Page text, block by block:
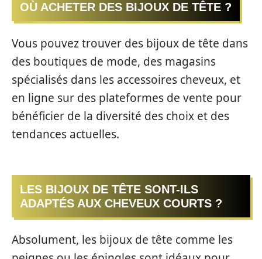
OÙ ACHETER DES BIJOUX DE TÊTE ?
Vous pouvez trouver des bijoux de tête dans
des boutiques de mode, des magasins
spécialisés dans les accessoires cheveux, et
en ligne sur des plateformes de vente pour
bénéficier de la diversité des choix et des
tendances actuelles.
LES BIJOUX DE TÊTE SONT-ILS
ADAPTÉS AUX CHEVEUX COURTS ?
Absolument, les bijoux de tête comme les